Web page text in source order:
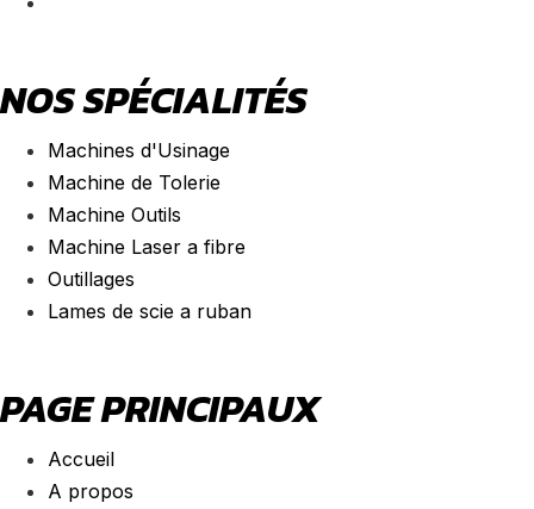
NOS SPÉCIALITÉS
Machines d'Usinage
Machine de Tolerie
Machine Outils
Machine Laser a fibre
Outillages
Lames de scie a ruban
PAGE PRINCIPAUX
Accueil
A propos